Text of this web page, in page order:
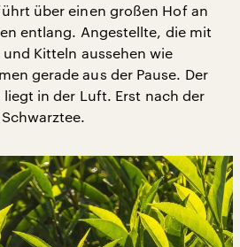
über einen großen Hof an
entlang. Angestellte, die mit
Kitteln aussehen wie
gerade aus der Pause. Der
in der Luft. Erst nach der